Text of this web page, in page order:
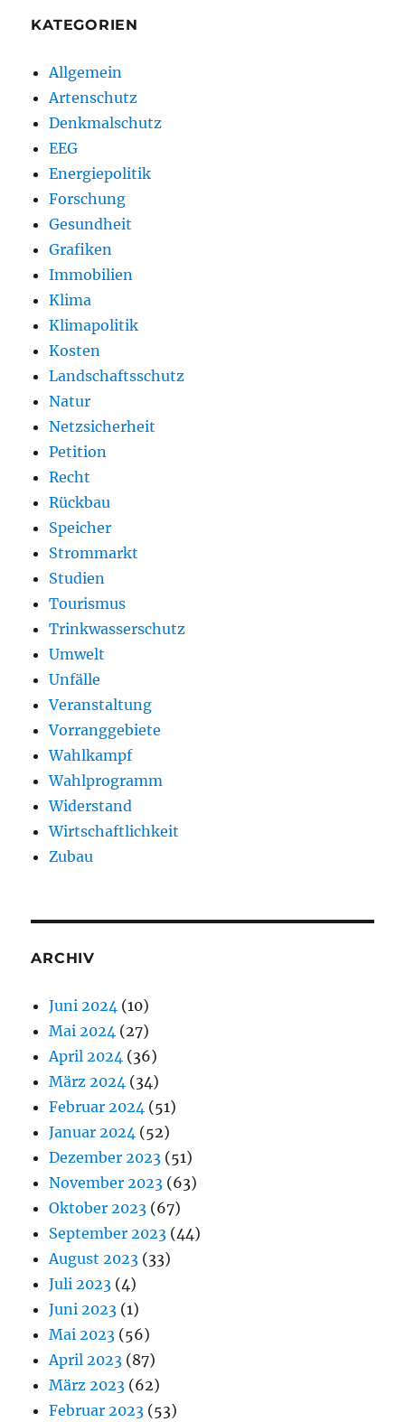
KATEGORIEN
Allgemein
Artenschutz
Denkmalschutz
EEG
Energiepolitik
Forschung
Gesundheit
Grafiken
Immobilien
Klima
Klimapolitik
Kosten
Landschaftsschutz
Natur
Netzsicherheit
Petition
Recht
Rückbau
Speicher
Strommarkt
Studien
Tourismus
Trinkwasserschutz
Umwelt
Unfälle
Veranstaltung
Vorranggebiete
Wahlkampf
Wahlprogramm
Widerstand
Wirtschaftlichkeit
Zubau
ARCHIV
Juni 2024 (10)
Mai 2024 (27)
April 2024 (36)
März 2024 (34)
Februar 2024 (51)
Januar 2024 (52)
Dezember 2023 (51)
November 2023 (63)
Oktober 2023 (67)
September 2023 (44)
August 2023 (33)
Juli 2023 (4)
Juni 2023 (1)
Mai 2023 (56)
April 2023 (87)
März 2023 (62)
Februar 2023 (53)